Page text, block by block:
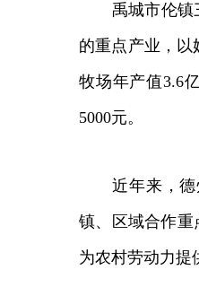
禹城市伦镇三
的重点产业，以
牧场年产值3.6
5000元。
近年来，德州
镇、区域合作重
为农村劳动力提